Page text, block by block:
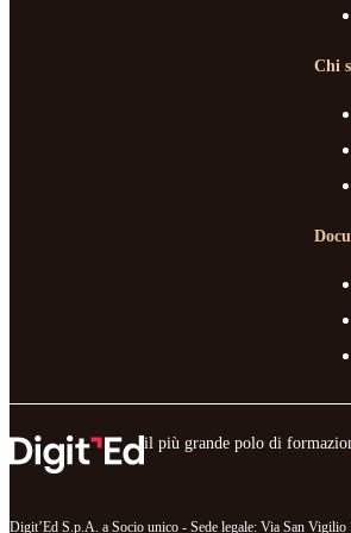
Chi
il più grande polo di
Digit’Ed S.p.A. a Socio unico - Sede legale: Via San